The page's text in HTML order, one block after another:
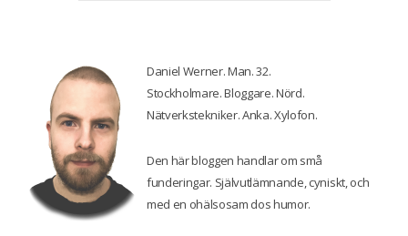
Daniel Werner. Man. 32.
Stockholmare. Bloggare. Nörd.
Nätverkstekniker. Anka. Xylofon.
Den här bloggen handlar om små
funderingar. Självutlämnande, cyniskt, och
med en ohälsosam dos humor.